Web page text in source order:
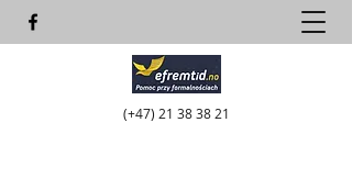
(+47) 21 38 38 21